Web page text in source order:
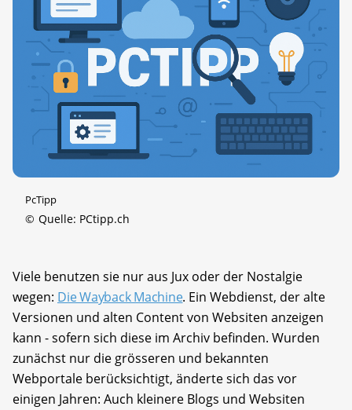
PcTipp
© Quelle: PCtipp.ch
Viele benutzen sie nur aus Jux oder der Nostalgie
wegen: Die Wayback Machine. Ein Webdienst, der alte
Versionen und alten Content von Websiten anzeigen
kann - sofern sich diese im Archiv befinden. Wurden
zunächst nur die grösseren und bekannten
Webportale berücksichtigt, änderte sich das vor
einigen Jahren: Auch kleinere Blogs und Websiten